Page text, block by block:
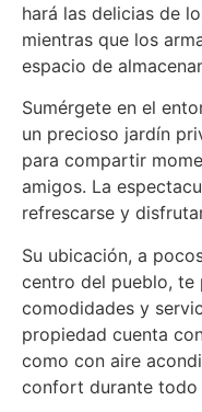
hará las delicias de
mientras que los
espacio de
Sumérgete en el
un precioso jardín
para compartir
amigos. La
refrescarse y
Su ubicación, a
centro del pueblo, te
comodidades y
propiedad cuenta
como con aire
confort durante todo